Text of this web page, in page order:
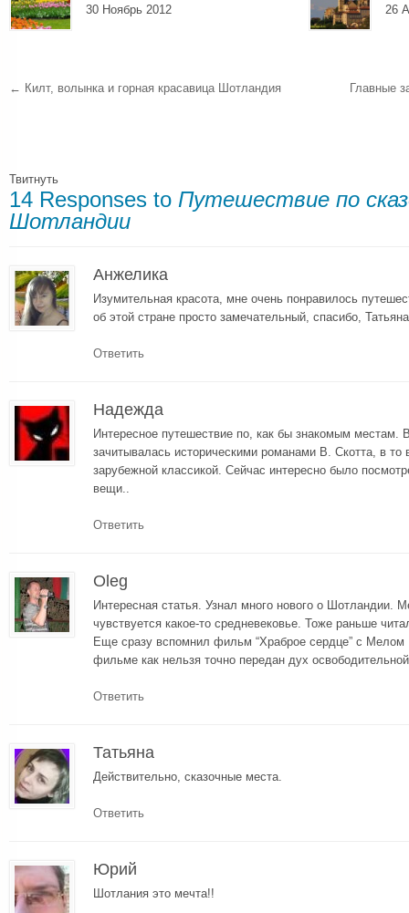
30 Ноябрь 2012
26
← Килт, волынка и горная красавица Шотландия Главные
Твитнуть
14 Responses to Путешествие по
Шотландии
Анжелика
Изумительная красота, мне очень понравилось
об этой стране просто замечательный, спасибо,
Ответить
Надежда
Интересное путешествие по, как бы знакомым местам.
зачитывалась историческими романами В. Скотта, в
зарубежной классикой. Сейчас интересно было
вещи..
Ответить
Oleg
Интересная статья. Узнал много нового о Шотландии.
чувствуется какое-то средневековье. Тоже раньше
Еще сразу вспомнил фильм “Храброе сердце” с
фильме как нельзя точно передан дух
Ответить
Татьяна
Действительно, сказочные места.
Ответить
Юрий
Шотлания это мечта!!